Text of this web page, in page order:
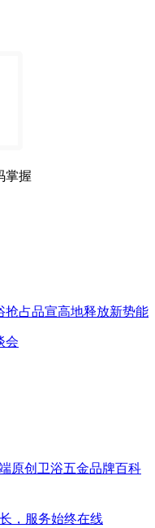
掌握
抢占品宣高地释放新势能
会
原创卫浴五金品牌百科
，服务始终在线